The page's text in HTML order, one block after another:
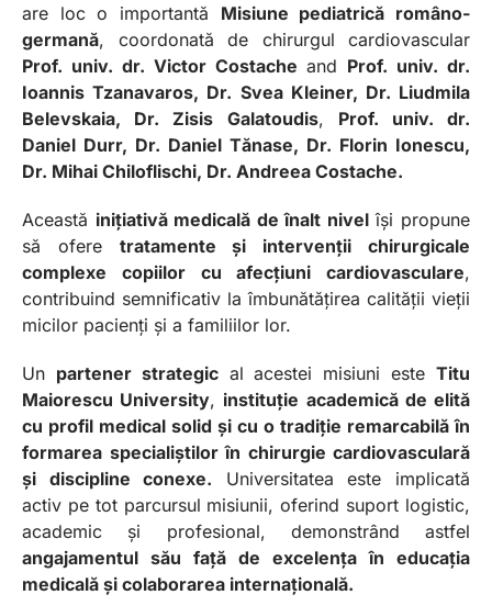
are loc o importantă Misiune pediatrică româno-
germană, coordonată de chirurgul cardiovascular
Prof. univ. dr. Victor Costache and Prof. univ. dr.
Ioannis Tzanavaros, Dr. Svea Kleiner, Dr. Liudmila
Belevskaia, Dr. Zisis Galatoudis, Prof. univ. dr.
Daniel Durr, Dr. Daniel Tănase, Dr. Florin Ionescu,
Dr. Mihai Chiloflischi, Dr. Andreea Costache.
Această inițiativă medicală de înalt nivelîși propune
să ofere tratamente și intervenții chirurgicale
complexe copiilor cu afecțiuni cardiovasculare,
contribuind semnificativ la îmbunătățirea calității vieții
micilor pacienți și a familiilor lor.
Un partener strategical acestei misiuni esteTitu
Maiorescu University, instituție academică de elită
cu profil medical solid și cu o tradiție remarcabilă în
formarea specialiștilor în chirurgie cardiovasculară
și discipline conexe. Universitatea este implicată
activ pe tot parcursul misiunii, oferind suport logistic,
academic și profesional, demonstrând astfel
angajamentul său față de excelența în educația
medicală și colaborarea internațională.